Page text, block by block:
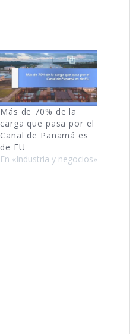
Más de 70% de la
carga que pasa por el
Canal de Panamá es
de EU
En «Industria y negocios»